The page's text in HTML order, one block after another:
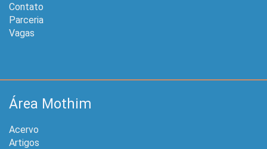
Contato
Parceria
Vagas
Área Mothim
Acervo
Artigos